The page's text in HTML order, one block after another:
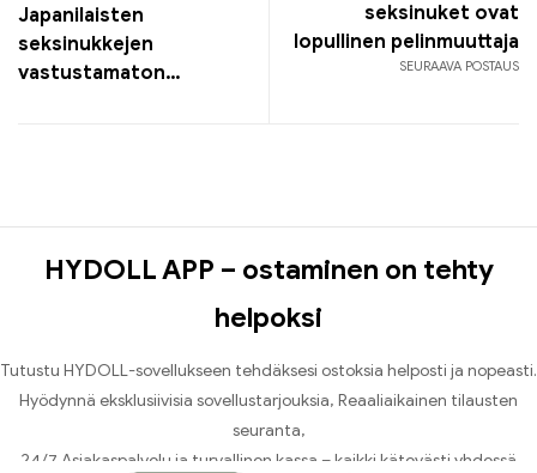
Japanilaisten
seksinukkejen
vastustamaton
SEURAAVA POSTAUS
seksinuket ovat
lopullinen pelinmuuttaja
HYDOLL APP – ostaminen on tehty
helpoksi
Tutustu HYDOLL-sovellukseen tehdäksesi ostoksia helposti ja nopeasti.
Hyödynnä eksklusiivisia sovellustarjouksia, Reaaliaikainen tilausten
seuranta,
24/7 Asiakaspalvelu ja turvallinen kassa – kaikki kätevästi yhdessä